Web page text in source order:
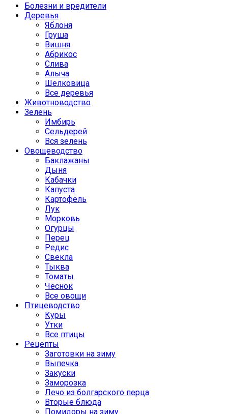
Болезни и вредители
Деревья
Яблоня
Груша
Вишня
Абрикос
Слива
Алыча
Шелковица
Все деревья
Животноводство
Зелень
Имбирь
Сельдерей
Вся зелень
Овощеводство
Баклажаны
Дыня
Кабачки
Капуста
Картофель
Лук
Морковь
Огурцы
Перец
Редис
Свекла
Тыква
Томаты
Чеснок
Все овощи
Птицеводство
Куры
Утки
Все птицы
Рецепты
Заготовки на зиму
Выпечка
Закуски
Заморозка
Лечо из болгарского перца
Вторые блюда
Помидоры на зиму